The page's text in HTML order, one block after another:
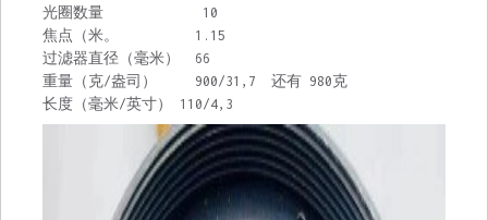
光圈数量 10
焦点（米。 1.15
过滤器直径（毫米） 66
重量（克/盎司） 900/31,7 还有 980克
长度（毫米/英寸） 110/4,3